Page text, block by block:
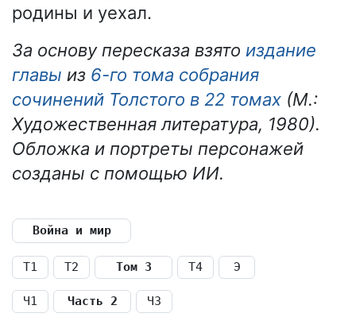
родины и уехал.
За основу пересказа взято издание
главы из 6-го тома собрания
сочинений Толстого в 22 томах (М.:
Художественная литература, 1980).
Обложка и портреты персонажей
созданы с помощью ИИ.
Война и мир
Т1 Т2 Том 3 Т4 Э
Ч1 Часть 2 Ч3